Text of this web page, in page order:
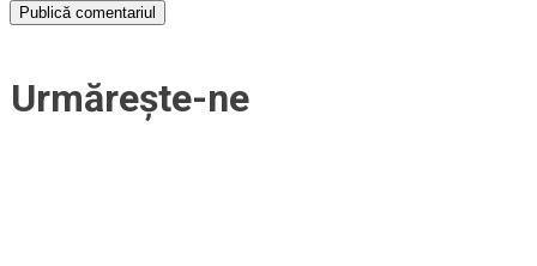
Urmărește-ne